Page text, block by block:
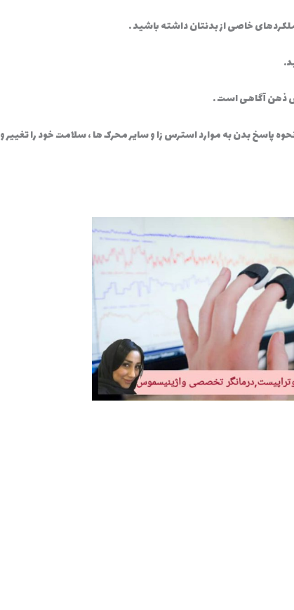
خاصی از بدنتان داشته باشید .
ذهن آگاهی است .
پاسخ بدن به موارد استرس زا و سایر محرک ها ، سلامت خود را تغییر و